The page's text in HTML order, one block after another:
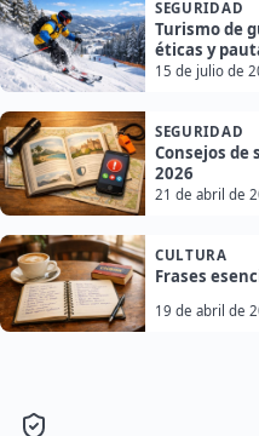
SEGURIDAD
Turismo de
éticas y
15 de julio de
SEGURIDAD
Consejos de
2026
21 de abril de
CULTURA
Frases
19 de abril de